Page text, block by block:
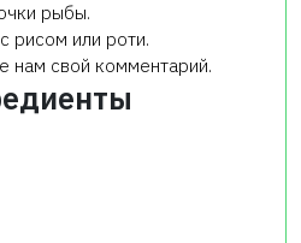
рыбы.
рисом или роти.
нам свой комментарий.